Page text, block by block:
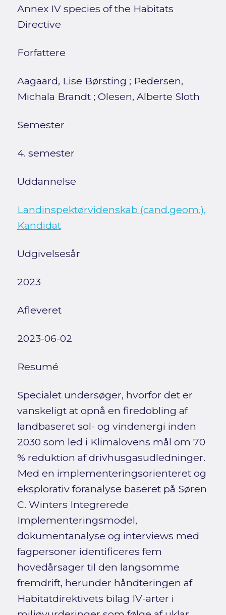
Annex IV species of the Habitats
Directive
Forfattere
Aagaard, Lise Børsting ; Pedersen,
Michala Brandt; Olesen, Alberte Sloth
Semester
4. semester
Uddannelse
Landinspektørvidenskab (cand.geom.),
Kandidat
Udgivelsesår
2023
Afleveret
2023-06-02
Resumé
Specialet undersøger, hvorfor det er
vanskeligt at opnå en firedobling af
landbaseret sol- og vindenergi inden
2030 som led i Klimalovens mål om 70
% reduktion af drivhusgasudledninger.
Med en implementeringsorienteret og
eksplorativ foranalyse baseret på Søren
C. Winters Integrerede
Implementeringsmodel,
dokumentanalyse og interviews med
fagpersoner identificeres fem
hovedårsager til den langsomme
fremdrift, herunder håndteringen af
Habitatdirektivets bilag IV-arter i